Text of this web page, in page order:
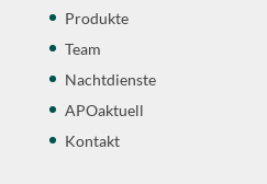
Produkte
Team
Nachtdienste
APOaktuell
Kontakt